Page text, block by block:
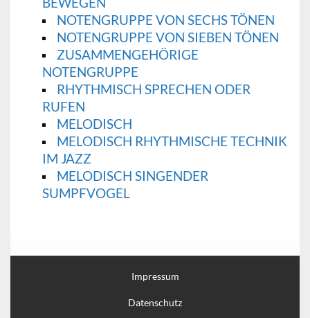
NOTENGRUPPE VON SECHS TÖNEN
NOTENGRUPPE VON SIEBEN TÖNEN
ZUSAMMENGEHÖRIGE
NOTENGRUPPE
RHYTHMISCH SPRECHEN ODER
RUFEN
MELODISCH
MELODISCH RHYTHMISCHE TECHNIK
IM JAZZ
MELODISCH SINGENDER
SUMPFVOGEL
Impressum
Datenschutz